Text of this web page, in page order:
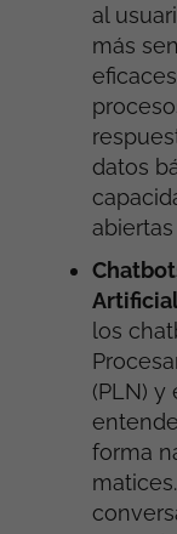
al
más
datos
los
(PLN) y
forma